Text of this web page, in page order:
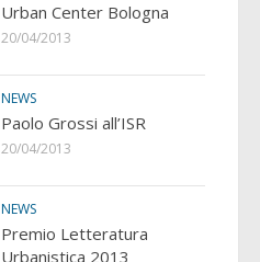
Urban Center Bologna
20/04/2013
NEWS
Paolo Grossi all’ISR
20/04/2013
NEWS
Premio Letteratura
Urbanistica 2013